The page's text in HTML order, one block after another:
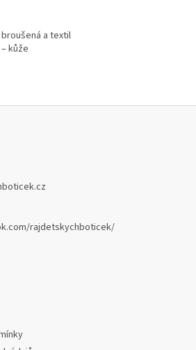
a textil
kůže
rajdetskychboticek/